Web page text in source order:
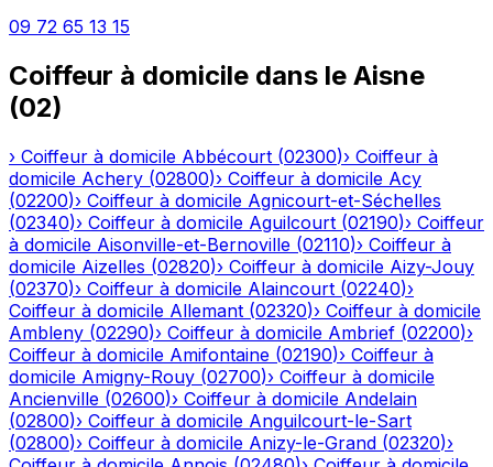
09 72 65 13 15
Coiffeur à domicile dans le Aisne
(02)
› Coiffeur à domicile Abbécourt (02300)› Coiffeur à
domicile Achery (02800)› Coiffeur à domicile Acy
(02200)› Coiffeur à domicile Agnicourt-et-Séchelles
(02340)› Coiffeur à domicile Aguilcourt (02190)› Coiffeur
à domicile Aisonville-et-Bernoville (02110)› Coiffeur à
domicile Aizelles (02820)› Coiffeur à domicile Aizy-Jouy
(02370)› Coiffeur à domicile Alaincourt (02240)›
Coiffeur à domicile Allemant (02320)› Coiffeur à domicile
Ambleny (02290)› Coiffeur à domicile Ambrief (02200)›
Coiffeur à domicile Amifontaine (02190)› Coiffeur à
domicile Amigny-Rouy (02700)› Coiffeur à domicile
Ancienville (02600)› Coiffeur à domicile Andelain
(02800)› Coiffeur à domicile Anguilcourt-le-Sart
(02800)› Coiffeur à domicile Anizy-le-Grand (02320)›